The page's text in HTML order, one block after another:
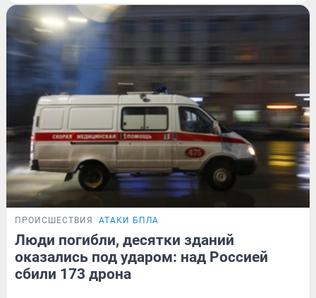
ПРОИСШЕСТВИЯ АТАКИ БПЛА
Люди погибли, десятки зданий
оказались под ударом: над Россией
сбили 173 дрона